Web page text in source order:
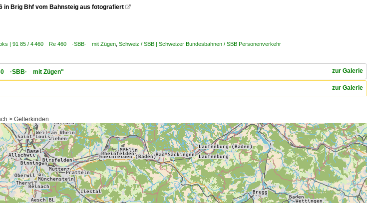
in Brig Bhf vom Bahnsteig aus fotografiert 
| 91 85 / 4 460 Re 460 ·SBB· mit Zügen Schweiz / SBB | Schweizer Bundesbahnen / SBB Personenverkehr
zur Galerie
·SBB· mit Zügen"
zur Galerie
> Gelterkinden